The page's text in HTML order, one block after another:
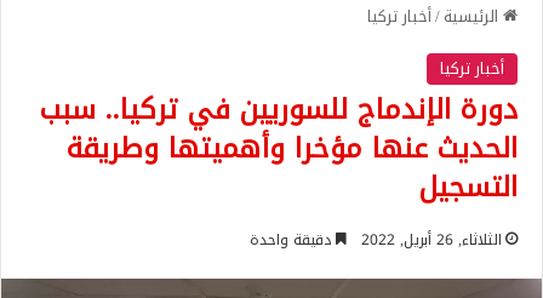
الرئيسية/أخبار تركيا
أخبار تركيا
دورة الإندماج للسوريين في تركيا.. سبب
الحديث عنها مؤخرا وأهميتها وطريقة
التسجيل
الثلاثاء, 26 أبريل, 2022 دقيقة واحدة